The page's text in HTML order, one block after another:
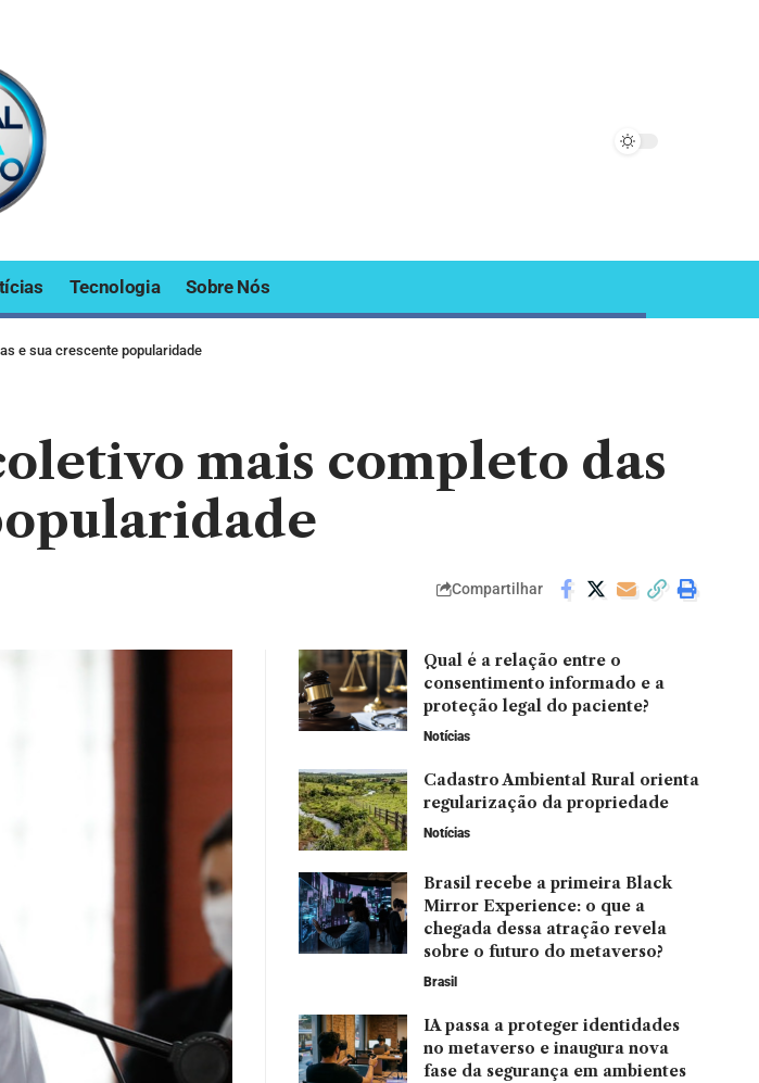
Tecnologia Sobre Nós
e sua crescente popularidade
mais completo das
Compartilhar
Qual é a relação entre o
consentimento informado e a
proteção legal do paciente?
Notícias
Cadastro Ambiental Rural orienta
regularização da propriedade
Notícias
Brasil recebe a primeira Black
Mirror Experience: o que a
chegada dessa atração revela
sobre o futuro do metaverso?
Brasil
IA passa a proteger identidades
no metaverso e inaugura nova
fase da segurança em ambientes